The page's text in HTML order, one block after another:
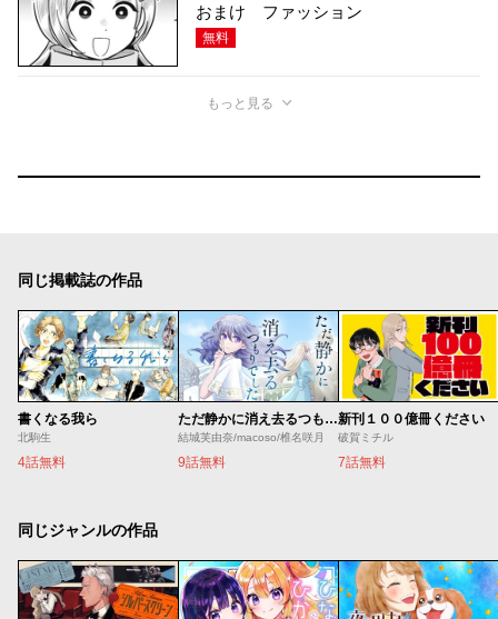
おまけ ファッション
無料
もっと見る
同じ掲載誌の作品
書くなる我ら
北駒生
4話無料
ただ静かに消え去るつもりでした
結城芙由奈/macoso/椎名咲月
9話無料
新刊１００億冊ください
破賀ミチル
7話無料
同じジャンルの作品